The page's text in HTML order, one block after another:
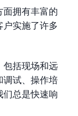
面拥有丰富的
实施了许多
包括现场和远
调试、操作培
们总是快速响